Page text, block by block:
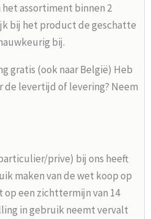
assortiment binnen 2
bij het product de geschatte
bij.
gratis (ook naar België) Heb
de levertijd of levering? Neem
prive) bij ons heeft
maken van de wet koop op
een zichttermijn van 14
in gebruik neemt vervalt